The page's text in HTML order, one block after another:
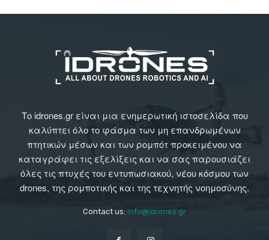
Το idrones.gr είναι μια ενημερωτική ιστοσελίδα που
καλύπτει όλο το φάσμα των μη επανδρωμένων
πτητικών μέσων και των ρομπότ προκειμένου να
καταγράφει τις εξελίξεις και να σας παρουσιάζει
όλες τις πτυχές του εντυπωσιακού, νέου κόσμου των
drones, της ρομποτικής και της τεχνητής νοημοσύνης.
Contact us: info@idrones.gr